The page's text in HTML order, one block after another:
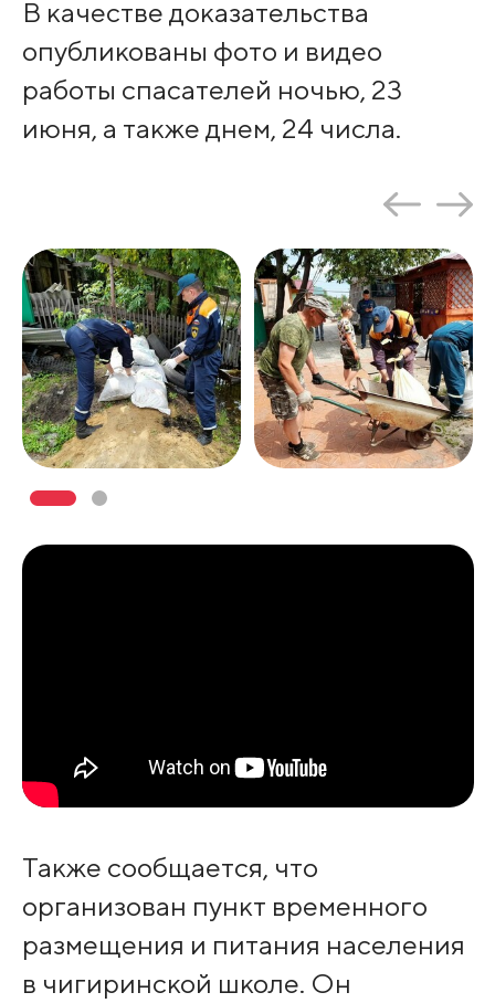
В качестве доказательства
опубликованы фото и видео
работы спасателей ночью, 23
июня, а также днем, 24 числа.
Также сообщается, что
организован пункт временного
размещения и питания населения
в чигиринской школе. Он